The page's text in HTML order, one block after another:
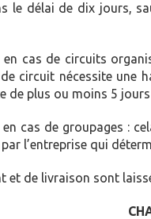
le délai de dix jours,
cas de circuits
circuit nécessite une
de plus ou moins 5
cas de groupages :
l’entreprise qui
et de livraison sont